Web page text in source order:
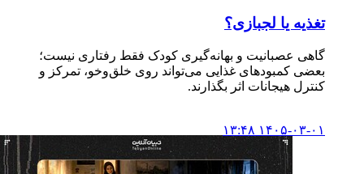
تغذیه یا لجبازی؟
گاهی عصبانیت و بهانه‌گیری کودک فقط رفتاری نیست؛
بعضی کمبودهای غذایی می‌تواند روی خلق‌وخو، تمرکز و
کنترل هیجانات اثر بگذارند.
۱۴۰۵-۰۳-۰۱ ۱۳:۴۸